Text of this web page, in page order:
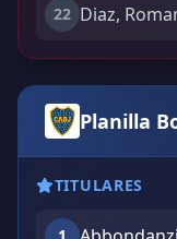
22 Diaz,
Planilla
TITULARES